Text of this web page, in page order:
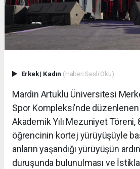
Erkek| Kadın (Haberi Sesli Oku)
Mardin Artuklu Üniversitesi
Spor Kompleksi’nde
Akademik Yılı Mezuniyet Töreni,
öğrencinin kortej yürüyüşüyle
anların yaşandığı yürüyüşün
duruşunda bulunulması ve İstiklal